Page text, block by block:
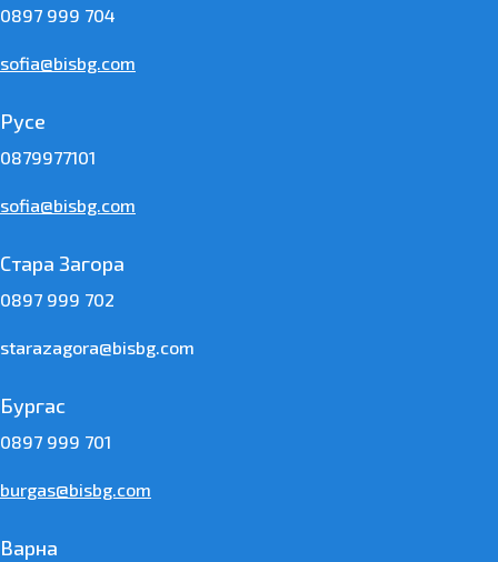
0897 999 704
sofia@bisbg.com
Русе
0879977101
sofia@bisbg.com
Стара Загора
0897 999 702
starazagora@bisbg.com
Бургас
0897 999 701
burgas@bisbg.com
Варна